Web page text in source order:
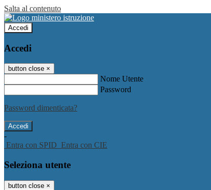
Salta al contenuto
Accedi
Accedi
button close ×
Nome Utente
Password
Password dimenticata?
-
Entra con SPID Entra con CIE
Seleziona utente
button close ×